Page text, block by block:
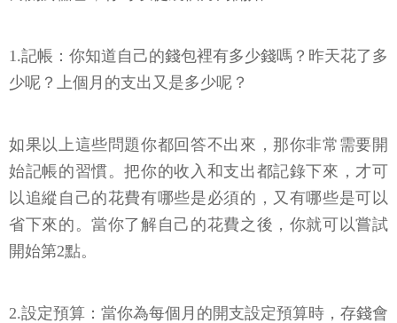
1.記帳：你知道自己的錢包裡有多少錢嗎？昨天花了多
少呢？上個月的支出又是多少呢？
如果以上這些問題你都回答不出來，那你非常需要開
始記帳的習慣。把你的收入和支出都記錄下來，才可
以追縱自己的花費有哪些是必須的，又有哪些是可以
省下來的。當你了解自己的花費之後，你就可以嘗試
開始第2點。
2.設定預算：當你為每個月的開支設定預算時，存錢會